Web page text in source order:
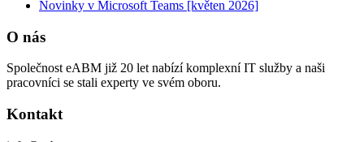
Novinky v Microsoft Teams [květen 2026]
O nás
Společnost eABM již 20 let nabízí komplexní IT služby a naši
pracovníci se stali experty ve svém oboru.
Kontakt